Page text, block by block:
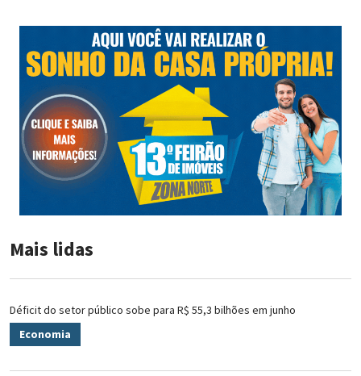
Mais lidas
Déficit do setor público sobe para R$ 55,3 bilhões em junho
Economia